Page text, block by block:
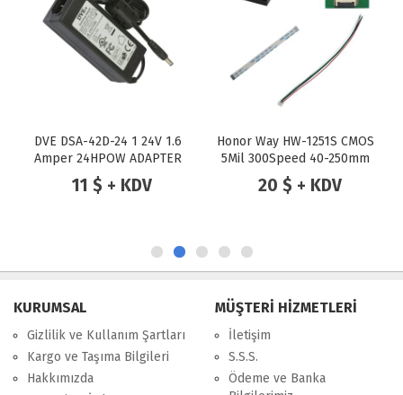
DVE DSA-42D-24 1 24V 1.6
Amper 24HPOW ADAPTER
11 $ + KDV
Honor Way HW-1251S CMOS
5Mil 300Speed 40-250mm
TTL QR Barkod Scanner
20 $ + KDV
KURUMSAL
Gizlilik ve Kullanım Şartları
Kargo ve Taşıma Bilgileri
Hakkımızda
MÜŞTERİ HİZMETLERİ
İletişim
S.S.S.
Ödeme ve Banka